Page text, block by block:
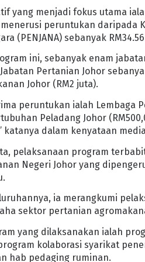
yang menjadi fokus utama
peruntukan daripada
(PENJANA) sebanyak
ini, sebanyak enam
Pertanian Johor
Johor (RM2 juta).
peruntukan ialah Lembaga
Peladang Johor
katanya dalam kenyataan
pelaksanaan program
Negeri Johor yang
ia merangkumi
sektor pertanian
yang dilaksanakan ialah
kolaborasi syarikat
hab pedaging ruminan.